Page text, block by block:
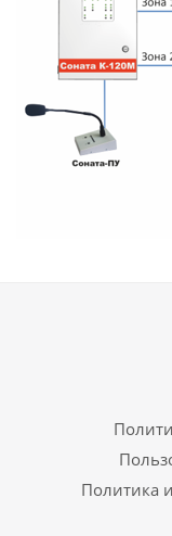
Политика